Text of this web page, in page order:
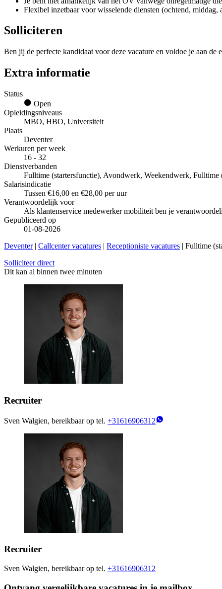
Flexibel inzetbaar voor wisselende diensten (ochtend, middag,
Solliciteren
Ben jij de perfecte kandidaat voor deze vacature en voldoe je aan
Extra informatie
Status
Open
Opleidingsniveaus
MBO, HBO, Universiteit
Plaats
Deventer
Werkuren per week
16 - 32
Dienstverbanden
Fulltime (startersfunctie), Avondwerk, Weekendwerk, Fulltime
Salarisindicatie
Tussen €16,00 en €28,00 per uur
Verantwoordelijk voor
Als klantenservice medewerker mobiliteit ben je
Gepubliceerd op
01-08-2026
Deventer| Callcenter vacatures | Receptioniste vacatures | Fulltime
Solliciteer direct
Dit kan al binnen twee minuten
Recruiter
Sven Walgien, bereikbaar op tel. +31616906312
Recruiter
Sven Walgien, bereikbaar op tel. +31616906312